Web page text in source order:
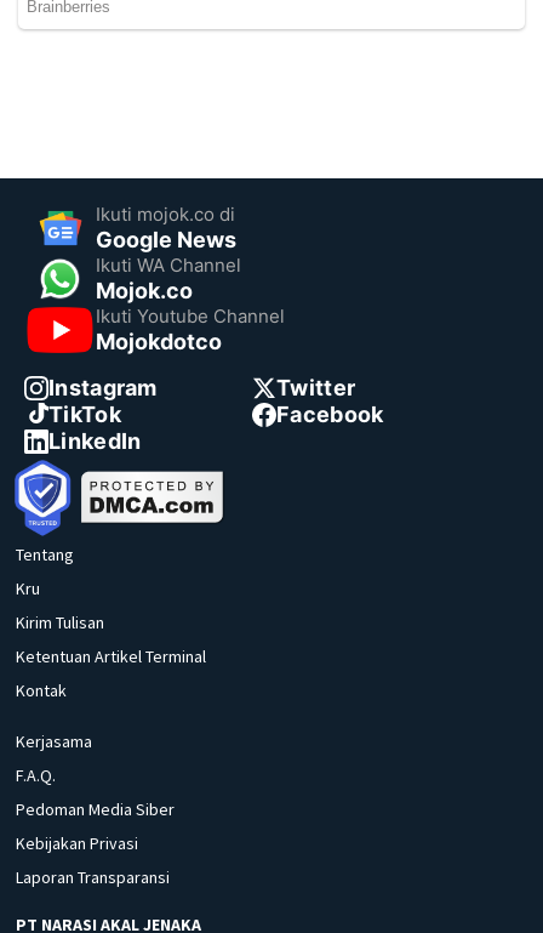
Ikuti mojok.co di
Google News
Ikuti WA Channel
Mojok.co
Ikuti Youtube Channel
Mojokdotco
Instagram
Twitter
TikTok
Facebook
LinkedIn
Tentang
Kru
Kirim Tulisan
Ketentuan Artikel Terminal
Kontak
Kerjasama
F.A.Q.
Pedoman Media Siber
Kebijakan Privasi
Laporan Transparansi
PT NARASI AKAL JENAKA